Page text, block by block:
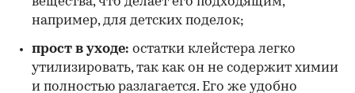
например, для детских поделок;
прост в уходе: остатки клейстера легко
утилизировать, так как он не содержит химии
и полностью разлагается. Его же удобно